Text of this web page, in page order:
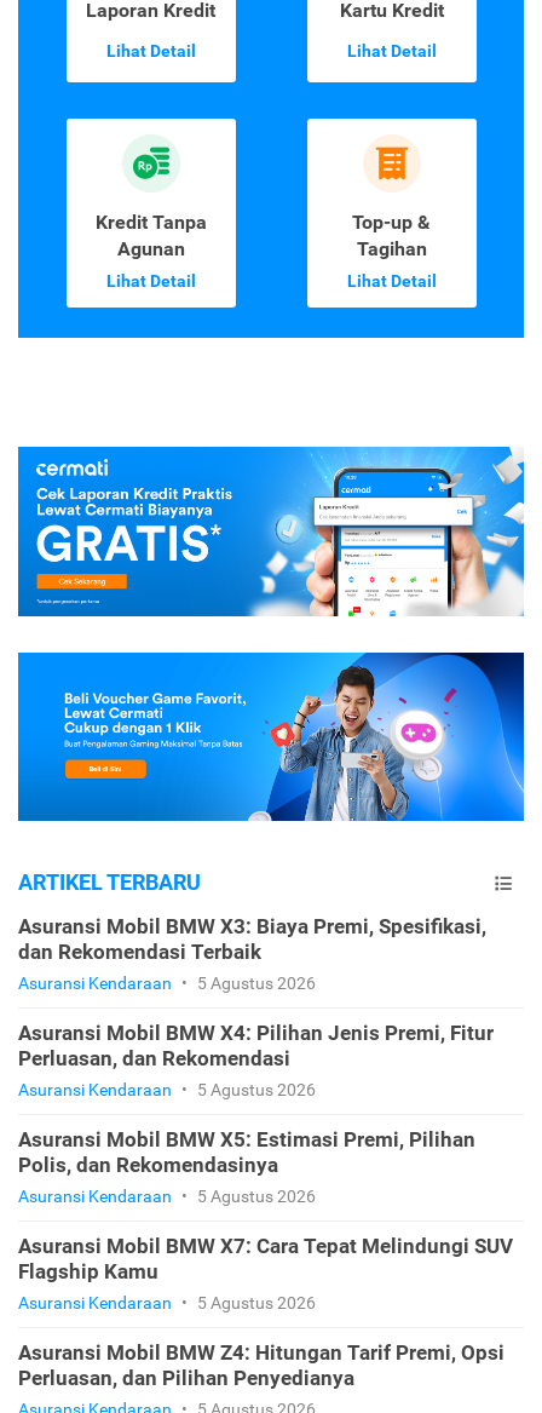
Laporan Kredit
Lihat Detail
Kartu Kredit
Lihat Detail
Kredit Tanpa
Agunan
Lihat Detail
Top-up &
Tagihan
Lihat Detail
ARTIKEL TERBARU
Asuransi Mobil BMW X3: Biaya Premi, Spesifikasi,
dan Rekomendasi Terbaik
Asuransi Kendaraan • 5 Agustus 2026
Asuransi Mobil BMW X4: Pilihan Jenis Premi, Fitur
Perluasan, dan Rekomendasi
Asuransi Kendaraan • 5 Agustus 2026
Asuransi Mobil BMW X5: Estimasi Premi, Pilihan
Polis, dan Rekomendasinya
Asuransi Kendaraan • 5 Agustus 2026
Asuransi Mobil BMW X7: Cara Tepat Melindungi SUV
Flagship Kamu
Asuransi Kendaraan • 5 Agustus 2026
Asuransi Mobil BMW Z4: Hitungan Tarif Premi, Opsi
Perluasan, dan Pilihan Penyedianya
Asuransi Kendaraan • 5 Agustus 2026